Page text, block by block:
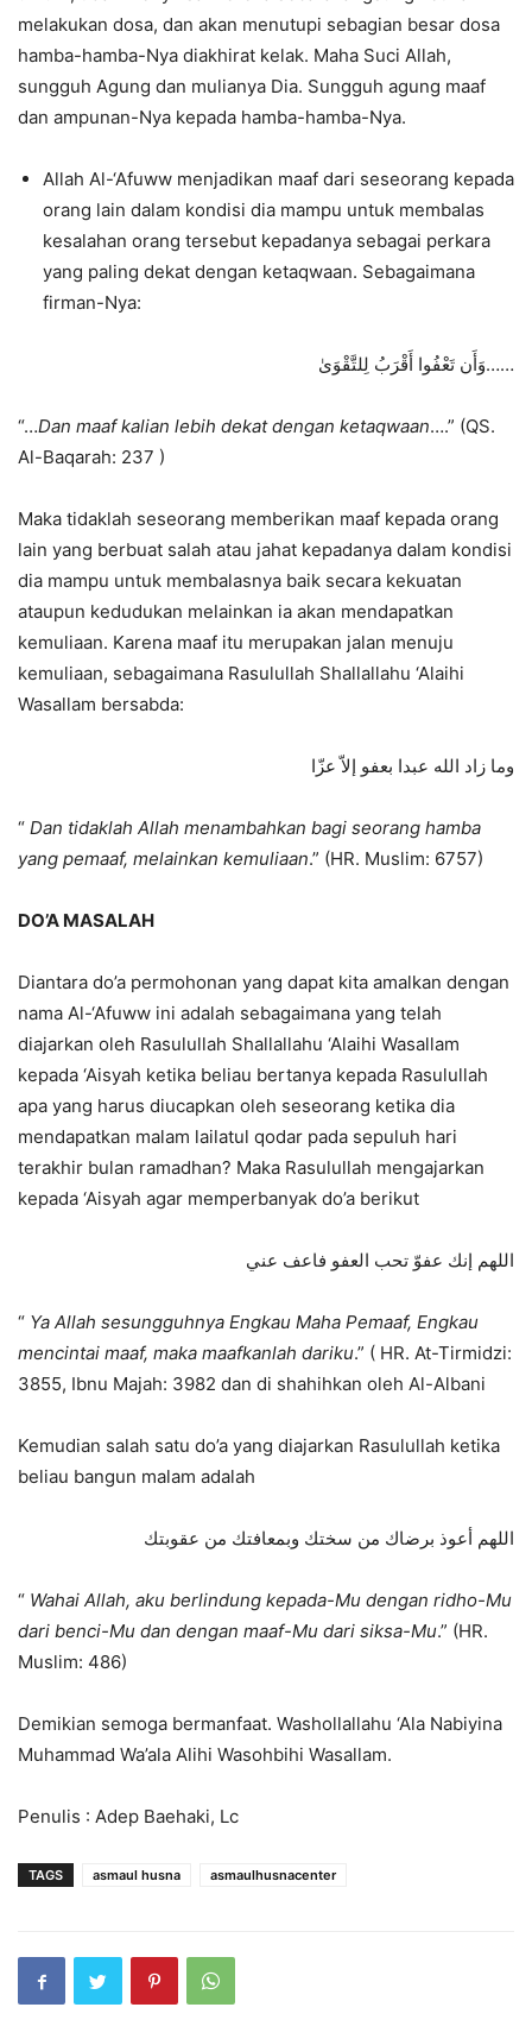
melakukan dosa, dan akan menutupi sebagian besar dosa
hamba-hamba-Nya diakhirat kelak. Maha Suci Allah,
sungguh Agung dan mulianya Dia. Sungguh agung maaf
dan ampunan-Nya kepada hamba-hamba-Nya.
Allah Al-‘Afuww menjadikan maaf dari seseorang kepada
orang lain dalam kondisi dia mampu untuk membalas
kesalahan orang tersebut kepadanya sebagai perkara
yang paling dekat dengan ketaqwaan. Sebagaimana
firman-Nya:
وَأَن تَعْفُوا أَقْرَبُ لِلتَّقْوَىٰ……
“…Dan maaf kalian lebih dekat dengan ketaqwaan….” (QS.
Al-Baqarah: 237 )
Maka tidaklah seseorang memberikan maaf kepada orang
lain yang berbuat salah atau jahat kepadanya dalam kondisi
dia mampu untuk membalasnya baik secara kekuatan
ataupun kedudukan melainkan ia akan mendapatkan
kemuliaan. Karena maaf itu merupakan jalan menuju
kemuliaan, sebagaimana Rasulullah Shallallahu ‘Alaihi
Wasallam bersabda:
وما زاد الله عبدا بعفو إلاّ عزّا
“ Dan tidaklah Allah menambahkan bagi seorang hamba
yang pemaaf, melainkan kemuliaan.” (HR. Muslim: 6757)
DO’A MASALAH
Diantara do’a permohonan yang dapat kita amalkan dengan
nama Al-‘Afuww ini adalah sebagaimana yang telah
diajarkan oleh Rasulullah Shallallahu ‘Alaihi Wasallam
kepada ‘Aisyah ketika beliau bertanya kepada Rasulullah
apa yang harus diucapkan oleh seseorang ketika dia
mendapatkan malam lailatul qodar pada sepuluh hari
terakhir bulan ramadhan? Maka Rasulullah mengajarkan
kepada ‘Aisyah agar memperbanyak do’a berikut
اللهم إنك عفوّ تحب العفو فاعف عني
“ Ya Allah sesungguhnya Engkau Maha Pemaaf, Engkau
mencintai maaf, maka maafkanlah dariku.” ( HR. At-Tirmidzi:
3855, Ibnu Majah: 3982 dan di shahihkan oleh Al-Albani
Kemudian salah satu do’a yang diajarkan Rasulullah ketika
beliau bangun malam adalah
اللهم أعوذ برضاك من سختك وبمعافتك من عقوبتك
“ Wahai Allah, aku berlindung kepada-Mu dengan ridho-Mu
dari benci-Mu dan dengan maaf-Mu dari siksa-Mu.” (HR.
Muslim: 486)
Demikian semoga bermanfaat. Washollallahu ‘Ala Nabiyina
Muhammad Wa’ala Alihi Wasohbihi Wasallam.
Penulis : Adep Baehaki, Lc
TAGS asmaul husna asmaulhusnacenter